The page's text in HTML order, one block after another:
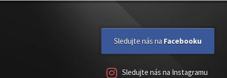
Sledujte nás na Facebooku
Sledujte nás na Instagramu